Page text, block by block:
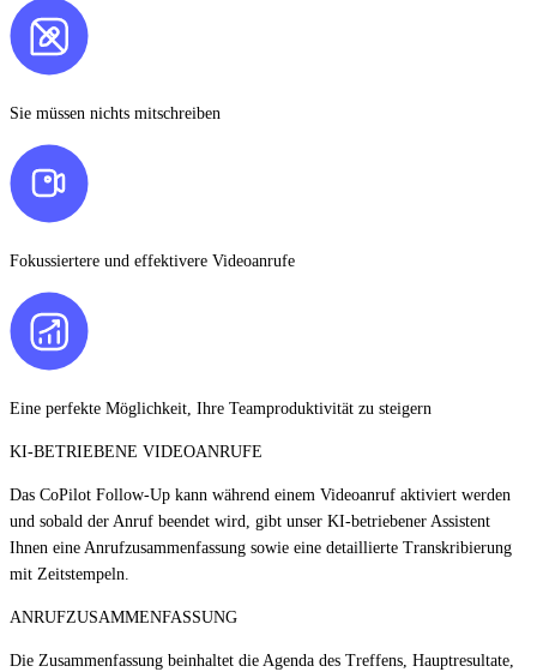
Sie müssen nichts mitschreiben
Fokussiertere und effektivere Videoanrufe
Eine perfekte Möglichkeit, Ihre Teamproduktivität zu steigern
KI-BETRIEBENE VIDEOANRUFE
Das CoPilot Follow-Up kann während einem Videoanruf aktiviert werden
und sobald der Anruf beendet wird, gibt unser KI-betriebener Assistent
Ihnen eine Anrufzusammenfassung sowie eine detaillierte Transkribierung
mit Zeitstempeln.
ANRUFZUSAMMENFASSUNG
Die Zusammenfassung beinhaltet die Agenda des Treffens, Hauptresultate,